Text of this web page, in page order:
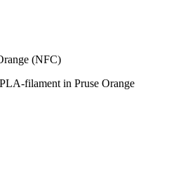
(NFC)
filament in Pruse Orange